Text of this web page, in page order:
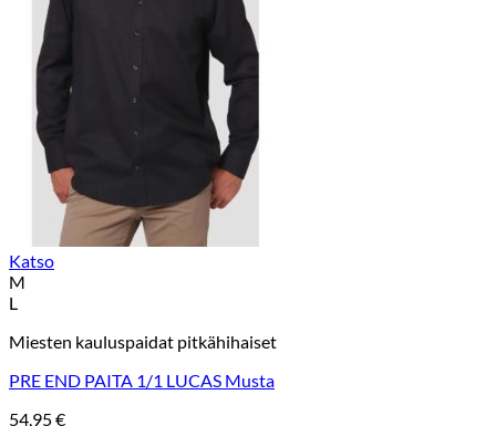
Katso
M
L
Miesten kauluspaidat pitkähihaiset
PRE END PAITA 1/1 LUCAS Musta
54,95€